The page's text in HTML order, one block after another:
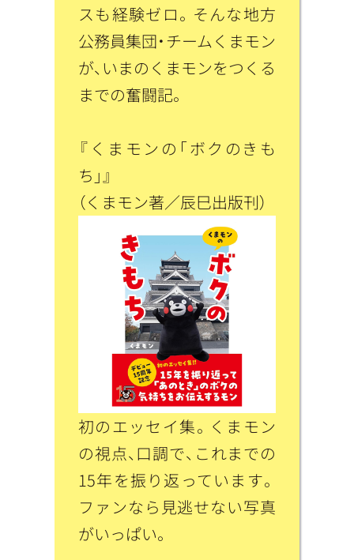
スも経験ゼロ。そんな地方
公務員集団・チームくまモン
が、いまのくまモンをつくる
までの奮闘記。
『くまモンの「ボクのきも
ち」』
（くまモン著／辰巳出版刊）
初のエッセイ集。くまモン
の視点、口調で、これまでの
15年を振り返っています。
ファンなら見逃せない写真
がいっぱい。